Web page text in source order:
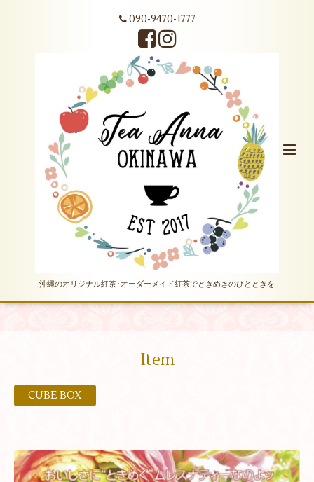
090-9470-1777
沖縄のオリジナル紅茶･オーダーメイド紅茶でときめきのひとときを
Item
CUBE BOX